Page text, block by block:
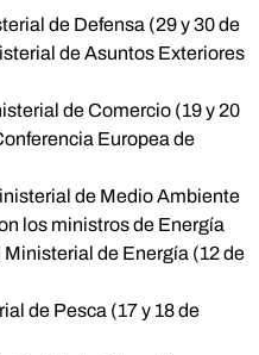
de Defensa (29 y 30 de
de Asuntos Exteriores
de Comercio (19 y 20
Europea de
de Medio Ambiente
los ministros de Energía
de Energía (12 de
de Pesca (17 y 18 de